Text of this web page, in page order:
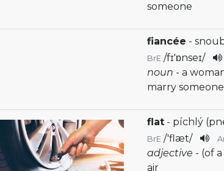
someone
fiancée -
BrE /fɪ'ɒnseɪ/
noun - a
marry someone
flat - píchlý
BrE /'flæt/
adjective - (of
air